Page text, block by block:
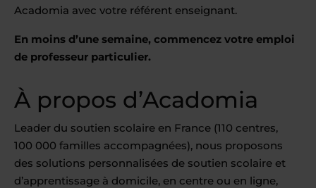
Acadomia avec votre référent enseignant.
En moins d’une semaine, commencez votre emploi
de professeur particulier.
À propos d’Acadomia
Leader du soutien scolaire en France (110 centres,
100 000 familles accompagnées), nous proposons
des solutions personnalisées de soutien scolaire et
d’apprentissage à domicile, en centre ou en ligne,